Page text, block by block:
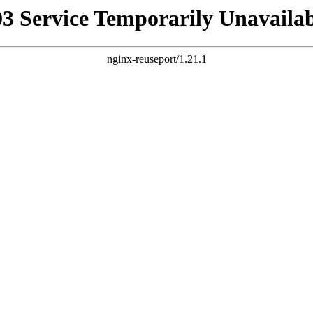
Service Temporarily
nginx-reuseport/1.21.1